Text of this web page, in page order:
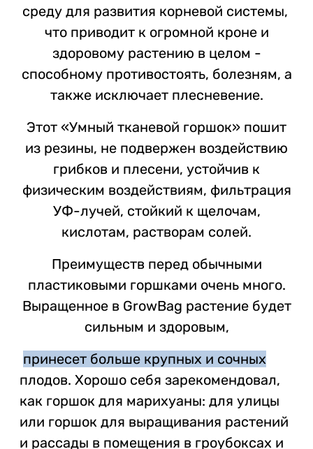
среду для развития корневой системы,
что приводит к огромной кроне и
здоровому растению в целом -
способному противостоять, болезням, а
также исключает плесневение.
Этот «Умный тканевой горшок» пошит
из резины, не подвержен воздействию
грибков и плесени, устойчив к
физическим воздействиям, фильтрация
УФ-лучей, стойкий к щелочам,
кислотам, растворам солей.
Преимуществ перед обычными
пластиковыми горшками очень много.
Выращенное в GrowBag растение будет
сильным и здоровым,
принесет больше крупных и сочных
плодов. Хорошо себя зарекомендовал,
как горшок для марихуаны: для улицы
или горшок для выращивания растений
и рассады в помещения в гроубоксах и